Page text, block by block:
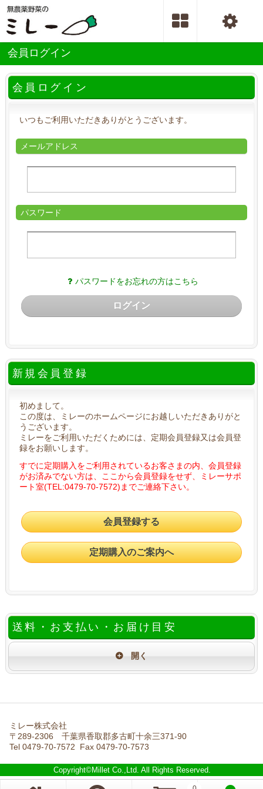
会員ログイン
会員ログイン
いつもご利用いただきありがとうございます。
メールアドレス
パスワード
パスワードをお忘れの方はこちら
ログイン
新規会員登録
初めまして。
この度は、ミレーのホームページにお越しいただきありがと
うございます。
ミレーをご利用いただくためには、定期会員登録又は会員登
録をお願いします。
すでに定期購入をご利用されているお客さまの内、会員登録
がお済みでない方は、ここから会員登録をせず、ミレーサポ
ート室(TEL:0479-70-7572)までご連絡下さい。
会員登録する
定期購入のご案内へ
送料・お支払い・お届け目安
ミレー株式会社
〒289-2306 千葉県香取郡多古町十余三371-90
Tel 0479-70-7572 Fax 0479-70-7573
Copyright©Millet Co.,Ltd. All Rights Reserved.